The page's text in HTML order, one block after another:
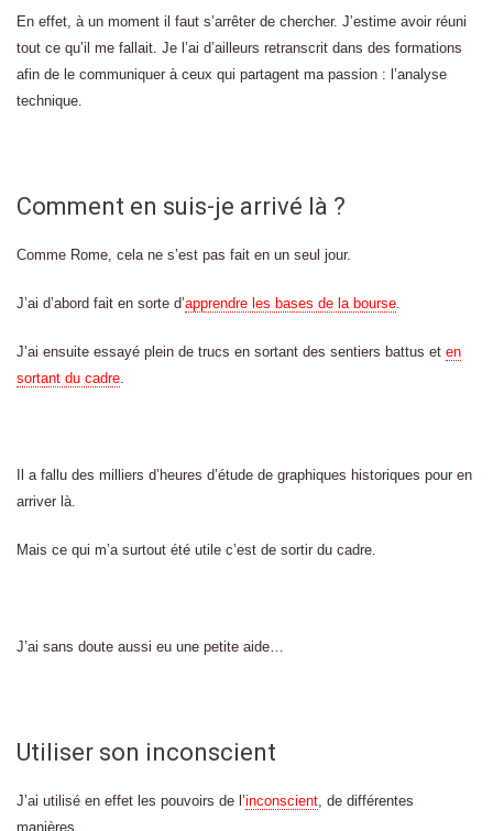
En effet, à un moment il faut s’arrêter de chercher. J’estime avoir réuni
tout ce qu’il me fallait. Je l’ai d’ailleurs retranscrit dans des formations
afin de le communiquer à ceux qui partagent ma passion : l’analyse
technique.
Comment en suis-je arrivé là ?
Comme Rome, cela ne s’est pas fait en un seul jour.
J’ai d’abord fait en sorte d’apprendre les bases de la bourse
J’ai ensuite essayé plein de trucs en sortant des sentiers battus et en
sortant du cadre
Il a fallu des milliers d’heures d’étude de graphiques historiques pour en
arriver là.
Mais ce qui m’a surtout été utile c’est de sortir du cadre.
J’ai sans doute aussi eu une petite aide…
Utiliser son inconscient
J’ai utilisé en effet les pouvoirs de l’inconscient , de différentes
manières.